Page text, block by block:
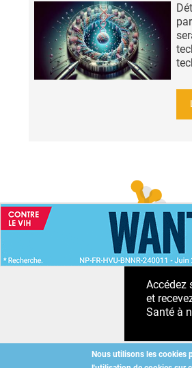
Nous utilisons les cookies
Accédez
et
Santé à